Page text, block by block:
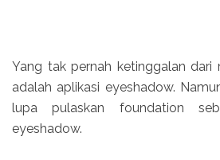
Yang tak pernah ketinggalan
adalah aplikasi eyeshadow.
lupa pulaskan foundation
eyeshadow.